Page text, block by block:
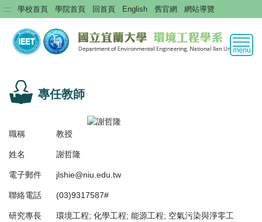
跳
到
要
::: 學校首頁 學院首頁 回首頁 English 舊官網 網站導覽
專任教師
職稱 教授
姓名 謝哲隆
電子郵件 jlshie@niu.edu.tw
聯絡電話 (03)9317587#
研究專長
環境工程; 化學工程; 能源工程; 空氣污染與淨零工